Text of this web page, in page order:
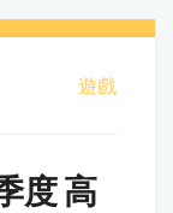
遊戲
度 高